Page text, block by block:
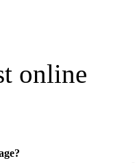
online